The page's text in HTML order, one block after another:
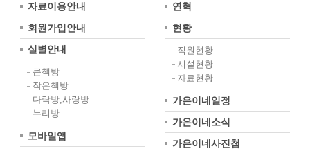
자료이용안내
회원가입안내
실별안내
큰책방
작은책방
다락방,사랑방
누리방
모바일앱
연혁
현황
직원현황
시설현황
자료현황
가은이네일정
가은이네소식
가은이네사진첩